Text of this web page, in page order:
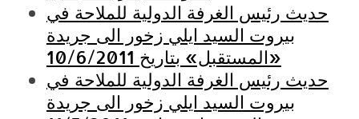
حديث رئيس الغرفة الدولية للملاحة في
بيروت السيد ايلي زخور الى جريدة
«المستقبل» بتاريخ 10/6/2011
حديث رئيس الغرفة الدولية للملاحة في
بيروت السيد ايلي زخور الى جريدة
S
e
a
r
c
h
f